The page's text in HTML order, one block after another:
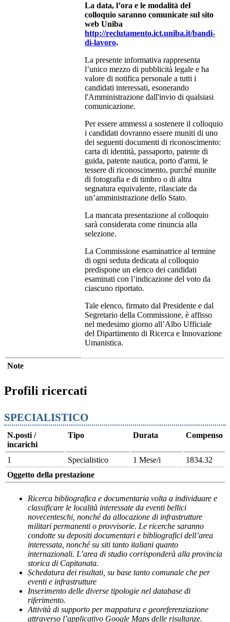
La data, l’ora e le modalità del
colloquio saranno comunicate sul sito
web Uniba
http://reclutamento.ict.uniba.it/bandi-
di-lavoro.
La presente informativa rappresenta
l’unico mezzo di pubblicità legale e ha
valore di notifica personale a tutti i
candidati interessati, esonerando
l'Amministrazione dall'invio di qualsiasi
comunicazione.
Per essere ammessi a sostenere il colloquio
i candidati dovranno essere muniti di uno
dei seguenti documenti di riconoscimento:
carta di identità, passaporto, patente di
guida, patente nautica, porto d'armi, le
tessere di riconoscimento, purché munite
di fotografia e di timbro o di altra
segnatura equivalente, rilasciate da
un’amministrazione dello Stato.
La mancata presentazione al colloquio
sarà considerata come rinuncia alla
selezione.
La Commissione esaminatrice al termine
di ogni seduta dedicata al colloquio
predispone un elenco dei candidati
esaminati con l’indicazione del voto da
ciascuno riportato.
Tale elenco, firmato dal Presidente e dal
Segretario della Commissione, è affisso
nel medesimo giorno all’Albo Ufficiale
del Dipartimento di Ricerca e Innovazione
Umanistica.
Note
Profili ricercati
SPECIALISTICO
N.posti /
incarichi
Tipo Durata Compenso
1 Specialistico 1 Mese/i
1834.32
Oggetto della prestazione
Ricerca bibliografica e documentaria volta a individuare e
classificare le località interessate da eventi bellici
novecenteschi, nonché da allocazione di infrastrutture
militari permanenti o provvisorie. Le ricerche saranno
condotte su depositi documentari e bibliografici dell’area
interessata, nonché su siti tanto italiani quanto
internazionali. L’area di studio corrisponderà alla provincia
storica di Capitanata.
Schedatura dei risultati, su base tanto comunale che per
eventi e infrastrutture
Inserimento delle diverse tipologie nel database di
riferimento.
Attività di supporto per mappatura e georeferenziazione
attraverso l’applicativo Google Maps delle risultanze.